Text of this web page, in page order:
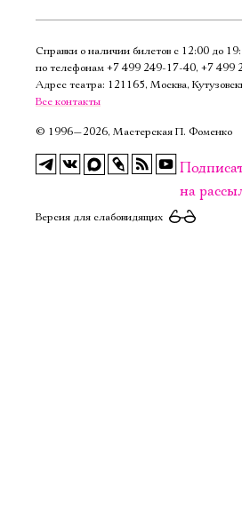
Справки о наличии билетов с 12:00 до
по телефонам +7 499 249‑17‑40, +7 499
Адрес театра: 121165, Москва,
Все контакты
© 1996—2026, Мастерская П. Фоменко
на
Версия для слабовидящих